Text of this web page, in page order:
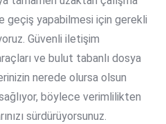
geçiş yapabilmesi için gerekli
Güvenli iletişim
ve bulut tabanlı dosya
nerede olursa olsun
böylece verimlilikten
sürdürüyorsunuz.